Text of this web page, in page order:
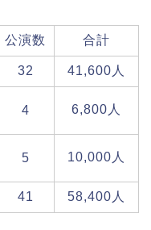
公演数 合計
32 41,600人
4 6,800人
5 10,000人
41 58,400人